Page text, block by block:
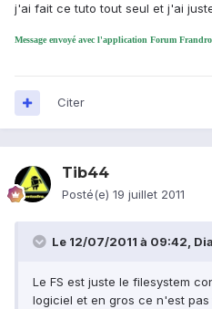
j'ai fait ce tuto tout seul et j'ai
Message envoyé avec l'application Forum
Citer
Tib44
Posté(e) 19 juillet 2011
Le 12/07/2011 à 09:42,
Le FS est juste le filesystem
logiciel et en gros ce n'est pas